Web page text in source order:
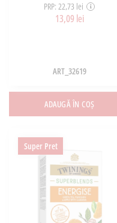
PRP: 22,73 lei
13,09 lei
ART_32619
ADAUGĂ ÎN COȘ
Super Pret